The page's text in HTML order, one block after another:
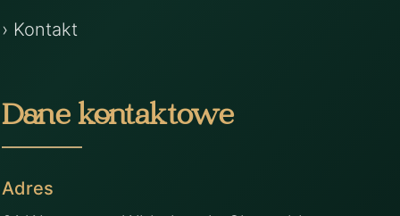
› Kontakt
Dane kontaktowe
Adres